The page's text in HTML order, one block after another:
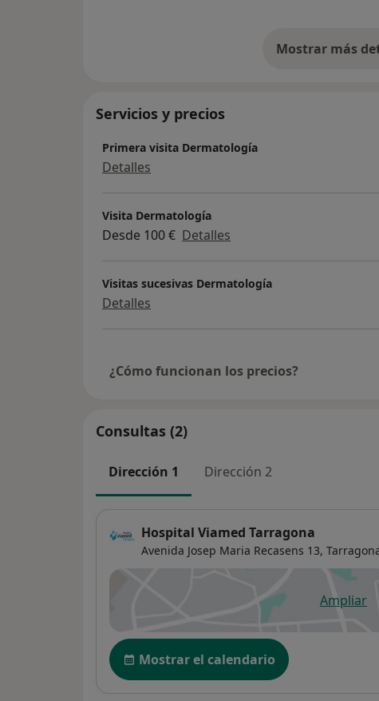
Mostrar mássobre
Servicios y precios
Primera visita Dermatología
Detalles
Visita Dermatología
Desde 100 € Detalles
Visitas sucesivas Dermatología
Detalles
¿Cómo funcionan los precios?
Consultas (2)
Dirección 1 Dirección 2
Hospital Viamed Tarragona
Avenida Josep Maria Recasens 13,
Ampliar
se
Disponibilidad
Mostrar el calendario